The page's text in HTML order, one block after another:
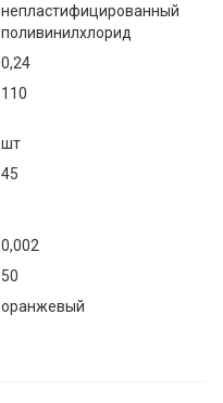
непластифицированный
поливинилхлорид
0,24
110
шт
45
0,002
50
оранжевый